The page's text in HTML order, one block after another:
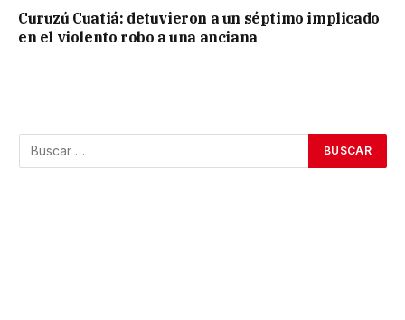
Curuzú Cuatiá: detuvieron a un séptimo implicado
en el violento robo a una anciana